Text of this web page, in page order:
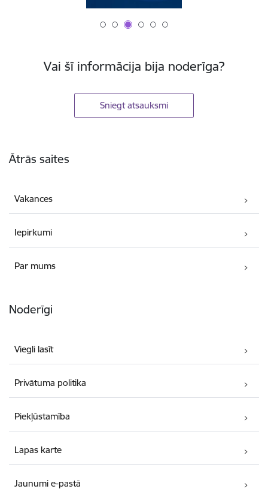
Vai šī informācija bija noderīga?
Sniegt atsauksmi
Ātrās saites
Vakances
Iepirkumi
Par mums
Noderīgi
Viegli lasīt
Privātuma politika
Piekļūstamība
Lapas karte
Jaunumi e-pastā